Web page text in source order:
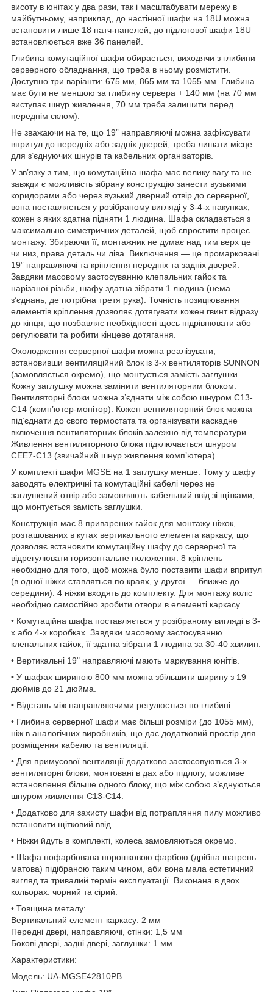
висоту в юнітах у два рази, так і масштабувати мережу в
майбутньому, наприклад, до настінної шафи на 18U можна
встановити лише 18 патч-панелей, до підлогової шафи 18U
встановлюється вже 36 панелей.
Глибина комутаційної шафи обирається, виходячи з глибини
серверного обладнання, що треба в ньому розмістити.
Доступно три варіанти: 675 мм, 865 мм та 1055 мм. Глибина
має бути не меншою за глибину сервера + 140 мм (на 70 мм
виступає шнур живлення, 70 мм треба залишити перед
переднім склом).
Не зважаючи на те, що 19” направляючі можна зафіксувати
впритул до передніх або задніх дверей, треба лишати місце
для з’єднуючих шнурів та кабельних організаторів.
У зв’язку з тим, що комутаційна шафа має велику вагу та не
завжди є можливість зібрану конструкцію занести вузькими
коридорами або через вузький дверний отвір до серверної,
вона поставляється у розібраному вигляді у 3-4-х пакунках,
кожен з яких здатна підняти 1 людина. Шафа складається з
максимально симетричних деталей, щоб спростити процес
монтажу. Збираючи її, монтажник не думає над тим верх це
чи низ, права деталь чи ліва. Виключення — це промарковані
19” направляючі та кріплення передніх та задніх дверей.
Завдяки масовому застосуванню клепальних гайок та
нарізаної різьби, шафу здатна зібрати 1 людина (нема
з’єднань, де потрібна третя рука). Точність позиціювання
елементів кріплення дозволяє дотягувати кожен гвинт відразу
до кінця, що позбавляє необхідності щось підрівнювати або
регулювати та робити кінцеве дотягання.
Охолодження серверної шафи можна реалізувати,
встановивши вентиляційний блок із 3-х вентиляторів SUNNON
(замовляється окремо), що монтується замість заглушки.
Кожну заглушку можна замінити вентиляторним блоком.
Вентиляторні блоки можна з’єднати між собою шнуром С13-
С14 (комп’ютер-монітор). Кожен вентиляторний блок можна
під’єднати до свого термостата та організувати каскадне
включення вентиляторних блоків залежно від температури.
Живлення вентиляторного блока підключається шнуром
CEE7-C13 (звичайний шнур живлення комп’ютера).
У комплекті шафи MGSE на 1 заглушку менше. Тому у шафу
заводять електричні та комутаційні кабелі через не
заглушений отвір або замовляють кабельний ввід зі щітками,
що монтується замість заглушки.
Конструкція має 8 приварених гайок для монтажу ніжок,
розташованих в кутах вертикального елемента каркасу, що
дозволяє встановити комутаційну шафу до серверної та
відрегулювати горизонтальне положення. 8 кріплень
необхідно для того, щоб можна було поставити шафи впритул
(в одної ніжки ставляться по краях, у другої — ближче до
середини). 4 ніжки входять до комплекту. Для монтажу коліс
необхідно самостійно зробити отвори в елементі каркасу.
• Комутаційна шафа поставляється у розібраному вигляді в 3-
х або 4-х коробках. Завдяки масовому застосуванню
клепальних гайок, її здатна зібрати 1 людина за 30-40 хвилин.
• Вертикальні 19" направляючі мають маркування юнітів.
• У шафах шириною 800 мм можна збільшити ширину з 19
дюймів до 21 дюйма.
• Відстань між направляючими регулюється по глибині.
• Глибина серверної шафи має більші розміри (до 1055 мм),
ніж в аналогічних виробників, що дає додатковий простір для
розміщення кабелю та вентиляції.
• Для примусової вентиляції додатково застосовуються 3-х
вентиляторні блоки, монтовані в дах або підлогу, можливе
встановлення більше одного блоку, що між собою з’єднуються
шнуром живлення С13-С14.
• Додатково для захисту шафи від потрапляння пилу можливо
встановити щітковий ввід.
• Ніжки йдуть в комплекті, колеса замовляються окремо.
• Шафа пофарбована порошковою фарбою (дрібна шагрень
матова) підібраною таким чином, аби вона мала естетичний
вигляд та тривалий термін експлуатації. Виконана в двох
кольорах: чорний та сірий.
• Товщина металу:
Вертикальний елемент каркасу: 2 мм
Передні двері, направляючі, стінки: 1,5 мм
Бокові двері, задні двері, заглушки: 1 мм.
Характеристики:
Модель: UA-MGSE42810PB